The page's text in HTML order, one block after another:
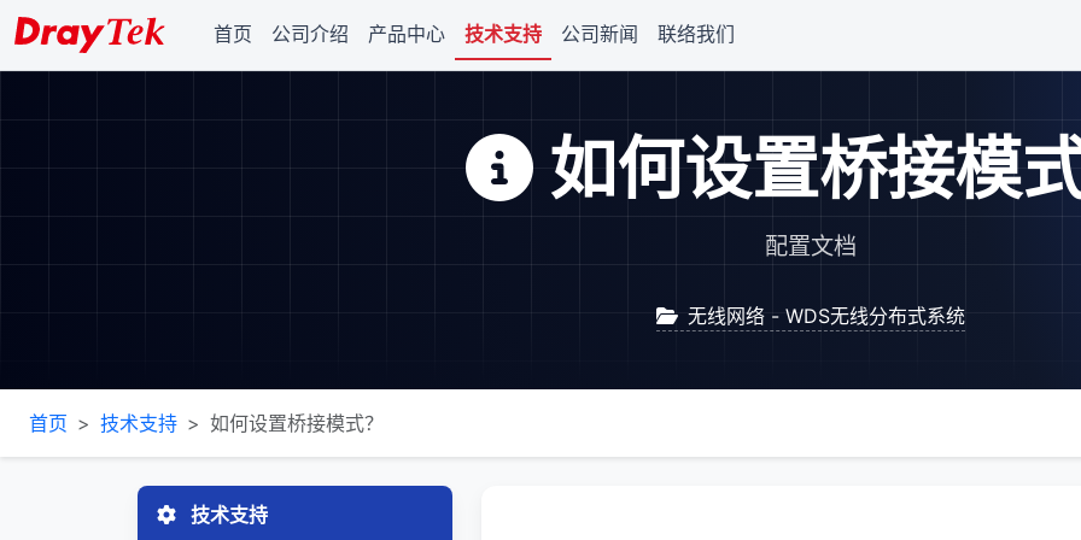
首页 公司介绍 产品中心 技术支持 公司新闻 联络我们
如何设置桥接模
配置文档
无线网络 - WDS无线分布式系统
首页 技术支持 如何设置桥接模式？
技术支持